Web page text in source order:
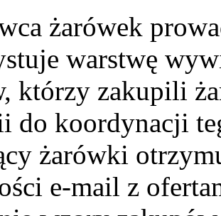
żarówek
warstwę
którzy zakupili
do koordynacji
żarówki
e-mail z